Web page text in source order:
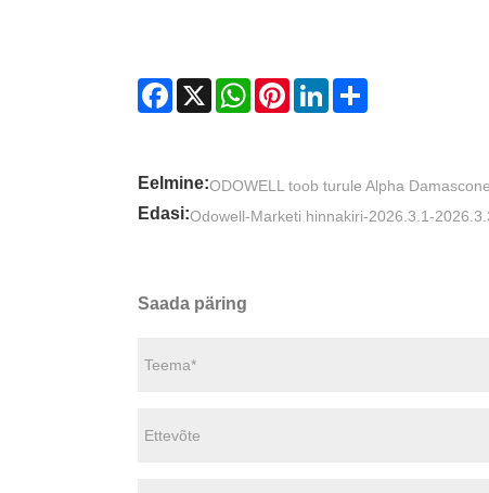
Facebook
X WhatsAppPinterestLinkedIn
Eelmine:​ODOWELL toob turule Alpha
Edasi:Odowell-Marketi hinnakiri-2026.3.1-
Saada päring